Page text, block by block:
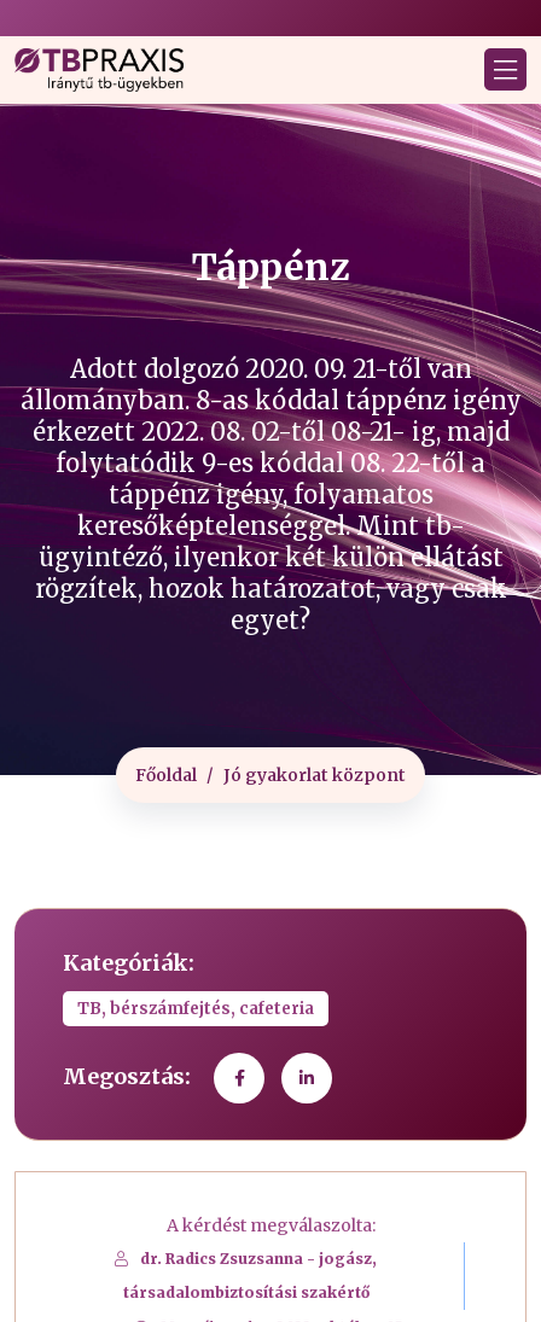
Táppénz
Adott dolgozó 2020. 09. 21-től van
állományban. 8-as kóddal táppénz igény
érkezett 2022. 08. 02-től 08-21- ig, majd
folytatódik 9-es kóddal 08. 22-től a
táppénz igény, folyamatos
keresőképtelenséggel. Mint tb-
ügyintéző, ilyenkor két külön ellátást
rögzítek, hozok határozatot, vagy csak
egyet?
Főoldal Jó gyakorlat központ
Kategóriák:
TB, bérszámfejtés, cafeteria
Megosztás:
A kérdést megválaszolta:
dr. Radics Zsuzsanna - jogász,
társadalombiztosítási szakértő